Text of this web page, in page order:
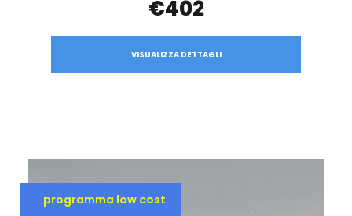
€402
VISUALIZZA DETTAGLI
programma low cost